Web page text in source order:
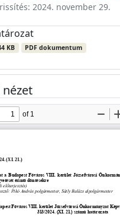
2024. november 29.
KB PDF dokumentum